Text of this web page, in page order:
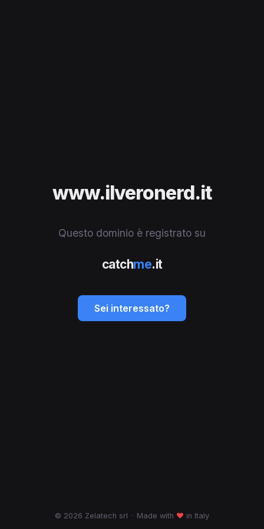
www.ilveronerd.it
Questo dominio è registrato su
catchme.it
Sei interessato?
© 2026 Zelatech srl · Made with ♥ in Italy